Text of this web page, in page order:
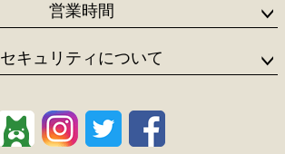
営業時間
セキュリティについて